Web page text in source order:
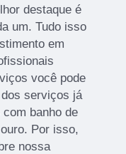
destaque é
um. Tudo isso
em
você pode
serviços já
banho de
Por isso,
nossa